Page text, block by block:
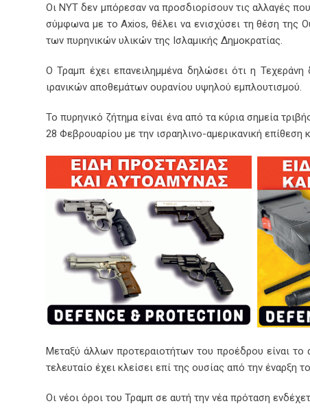
Οι NYT δεν μπόρεσαν να προσδιορίσουν τις αλλαγές
σύμφωνα με το Axios, θέλει να ενισχύσει τη θέση της
των πυρηνικών υλικών της Ισλαμικής Δημοκρατίας.
Ο Τραμπ έχει επανειλημμένα δηλώσει ότι η
ιρανικών αποθεμάτων ουρανίου υψηλού εμπλουτισμού.
Το πυρηνικό ζήτημα είναι ένα από τα κύρια σημεία
28 Φεβρουαρίου με την ισραηλινο-αμερικανική επίθεση
Μεταξύ άλλων προτεραιοτήτων του προέδρου είναι
τελευταίο έχει κλείσει επί της ουσίας από την έναρξη
Οι νέοι όροι του Τραμπ σε αυτή την νέα πρόταση